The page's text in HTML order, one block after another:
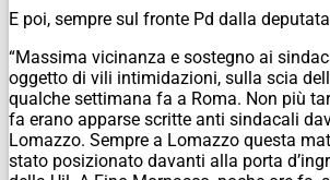
E poi, sempre sul fronte Pd dalla
“Massima vicinanza e sostegno ai
oggetto di vili intimidazioni, sulla scia
qualche settimana fa a Roma. Non più
fa erano apparse scritte anti sindacali
Lomazzo. Sempre a Lomazzo questa
stato posizionato davanti alla porta